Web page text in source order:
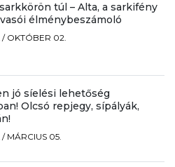
túl – Alta, a sarkifény
élménybeszámoló
/ OKTÓBER 02.
jó síelési lehetőség
Olcsó repjegy, sípályák,
/ MÁRCIUS 05.